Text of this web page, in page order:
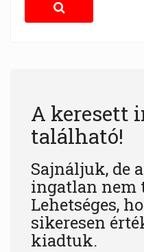
A keresett
található!
Sajnáljuk, de
ingatlan nem
Lehetséges,
sikeresen
kiadtuk.